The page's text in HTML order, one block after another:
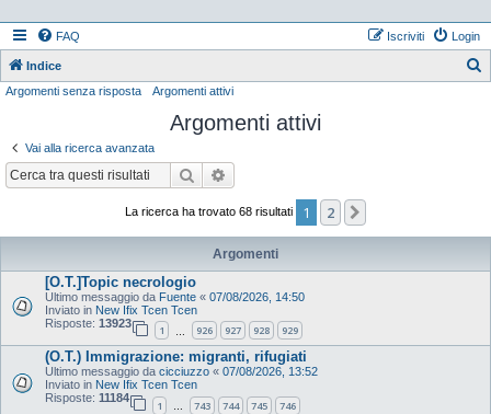
FAQ Login
Iscriviti
Indice
Argomenti senza risposta Argomenti attivi
Argomenti attivi
Vai alla ricerca avanzata
Cerca
La ricerca ha trovato 68 risultati 1 2
Argomenti
[O.T.]Topic necrologio
Ultimo messaggio da Fuente « 07/08/2026, 14:50
Inviato in New Ifix Tcen Tcen
Risposte: 13923
1 926 927 928 929
(O.T.) Immigrazione: migranti, rifugiati
Ultimo messaggio da cicciuzzo « 07/08/2026, 13:52
Inviato in New Ifix Tcen Tcen
Risposte: 11184
1 … 743 744 745 746